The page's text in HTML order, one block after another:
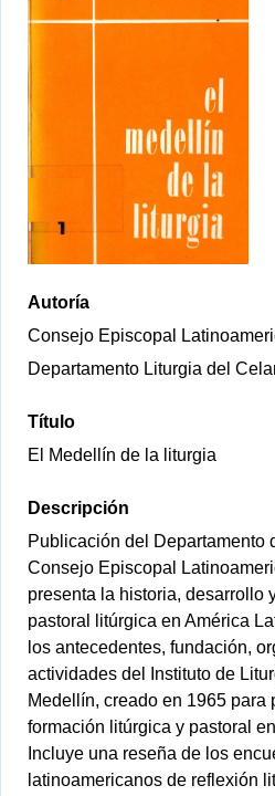
Autoría
Consejo Episcopal
Departamento Liturgia del
Título
El Medellín de la liturgia
Descripción
Publicación del Departamento
Consejo Episcopal
presenta la historia, desarrollo
pastoral litúrgica en América
los antecedentes, fundación,
actividades del Instituto de
Medellín, creado en 1965 para
formación litúrgica y pastoral
Incluye una reseña de los
latinoamericanos de reflexión